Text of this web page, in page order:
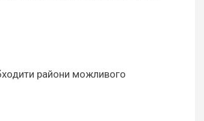
райони можливого